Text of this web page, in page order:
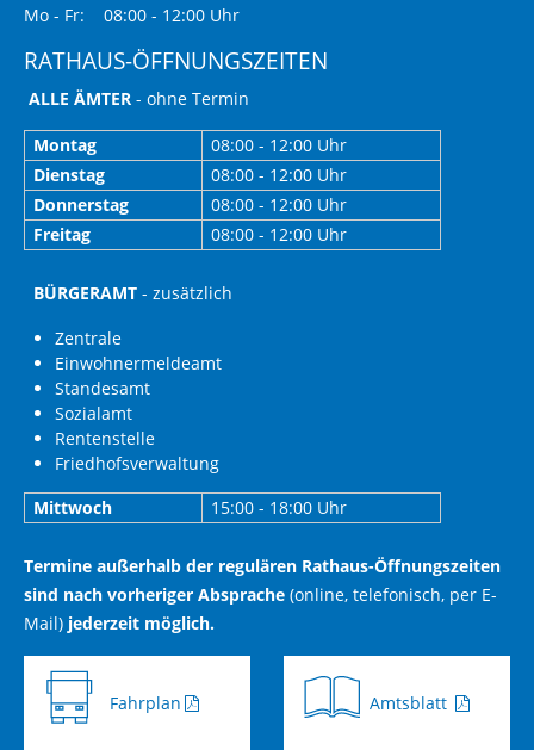
Mo - Fr: 08:00 - 12:00 Uhr
RATHAUS-ÖFFNUNGSZEITEN
ALLE ÄMTER - ohne Termin
Montag
08:00 - 12:00 Uhr
Dienstag
08:00 - 12:00 Uhr
Donnerstag
08:00 - 12:00 Uhr
Freitag
08:00 - 12:00 Uhr
BÜRGERAMT - zusätzlich
Zentrale
Einwohnermeldeamt
Standesamt
Sozialamt
Rentenstelle
Friedhofsverwaltung
Mittwoch
15:00 - 18:00 Uhr
Termine außerhalb der regulären Rathaus-Öffnungszeiten
sind nach vorheriger Absprache (online, telefonisch, per E-
Mail) jederzeit möglich.
Fahrplan Amtsblatt